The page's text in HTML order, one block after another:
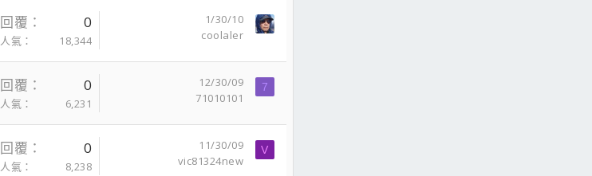
回覆 0
人氣 18,344
1/30/10
coolaler
回覆 0
人氣 6,231
12/30/09
71010101
7
回覆 0
人氣 8,238
11/30/09
vic81324new
V